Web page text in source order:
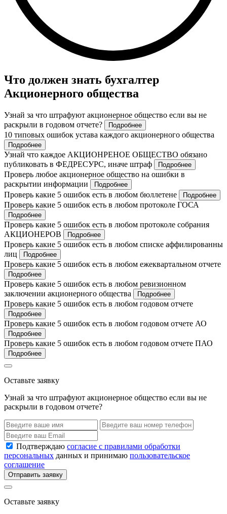
Что должен знать бухгалтер
Акционерного общества
Узнай за что штрафуют акционерное общество если вы не
раскрыли в годовом отчете?
Подробнее
10 типовых ошибок устава каждого акционерного общества
Подробнее
Узнай что каждое АКЦИОНРЕНОЕ ОБЩЕСТВО обязано
публиковать в ФЕДРЕСУРС, иначе штраф
Подробнее
Проверь любое акционерное общество на ошибки в
раскрытии информации
Подробнее
Проверь какие 5 ошибок есть в любом бюллетене Подробнее
Проверь какие 5 ошибок есть в любом протоколе ГОСА
Подробнее
Проверь какие 5 ошибок есть в любом протоколе собрания
АКЦИОНЕРОВ
Подробнее
Проверь какие 5 ошибок есть в любом списке аффилированны
лиц
Подробнее
Проверь какие 5 ошибок есть в любом ежеквартальном отчете
Подробнее
Проверь какие 5 ошибок есть в любом ревизионном
заключении акционерного общества
Подробнее
Проверь какие 5 ошибок есть в любом годовом отчете
Подробнее
Проверь какие 5 ошибок есть в любом годовом отчете АО
Подробнее
Проверь какие 5 ошибок есть в любом годовом отчете ПАО
Подробнее
Оставьте заявку
Узнай за что штрафуют акционерное общество если вы не
раскрыли в годовом отчете?
Подтверждаю согласие с правилами обработки
персональных данных и принимаю пользовательское
соглашение
Отправить заявку
Оставьте заявку